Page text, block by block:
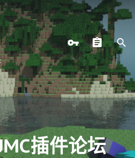
插件论坛